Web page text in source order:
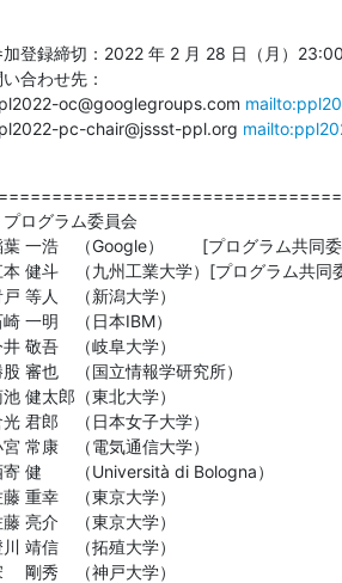
加登録締切：2022 年 2 月 28 日（月）23:00
い合わせ先：
oc@googlegroups.com
pc-chair@jssst-ppl.org
プログラム委員会
葉 一浩　（Google）　　 [プログラム共同
本 健斗　（九州工業大学）[プログラム共同
等人　（新潟大学）
一明　（日本IBM）
敬吾　（岐阜大学）
股 審也　（国立情報学研究所）
健太郎（東北大学）
君郎　（日本女子大学）
常康　（電気通信大学）
寄 健　　（Università di Bologna）
重幸　（東京大学）
亮介　（東京大学）
靖信　（拓殖大学）
剛秀　（神戸大学）